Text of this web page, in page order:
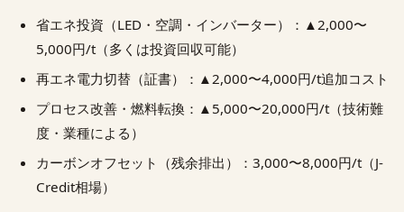
省エネ投資（LED・空調・インバーター）：▲2,000〜
5,000円/t（多くは投資回収可能）
再エネ電力切替（証書）：▲2,000〜4,000円/t追加コスト
プロセス改善・燃料転換：▲5,000〜20,000円/t（技術難
度・業種による）
カーボンオフセット（残余排出）：3,000〜8,000円/t（J-
Credit相場）